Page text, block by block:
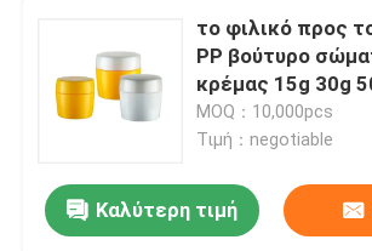
το φιλικό προς
PP βούτυρο
κρέμας 15g 30g
καλλυντικά βάζα
MOQ：10,000pcs
Τιμή：negotiable
Καλύτερη τιμή